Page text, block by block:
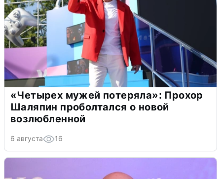
«Четырех мужей потеряла»: Прохор
Шаляпин проболтался о новой
возлюбленной
6 августа 16